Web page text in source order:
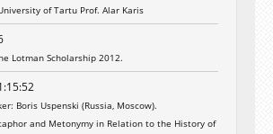
of Tartu Prof. Alar Karis
Lotman Scholarship 2012.
Boris Uspenski (Russia, Moscow).
and Metonymy in Relation to the History of